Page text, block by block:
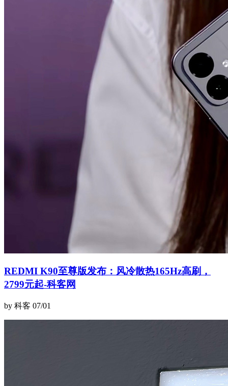
REDMI K90至尊版发布：风冷散热165Hz高刷，
2799元起-科客网
by 科客 07/01